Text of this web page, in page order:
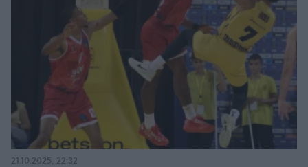
21.10.2025, 22:32